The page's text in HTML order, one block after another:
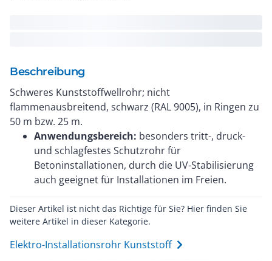
Beschreibung
Schweres Kunststoffwellrohr; nicht
flammenausbreitend, schwarz (RAL 9005), in Ringen zu
50 m bzw. 25 m.
Anwendungsbereich: besonders tritt-, druck-
und schlagfestes Schutzrohr für
Betoninstallationen, durch die UV-Stabilisierung
auch geeignet für Installationen im Freien.
Dieser Artikel ist nicht das Richtige für Sie? Hier finden Sie
weitere Artikel in dieser Kategorie.
Elektro-Installationsrohr Kunststoff